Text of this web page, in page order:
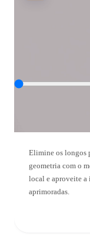
Elimine os longos
geometria com o
local e aproveite a
aprimoradas.